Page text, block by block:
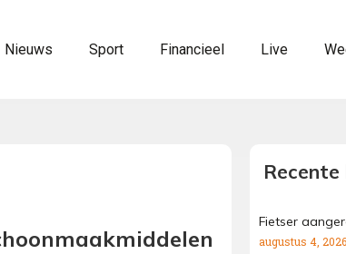
Nieuws Sport Financieel Live
Fietser
augustus 4, 2026